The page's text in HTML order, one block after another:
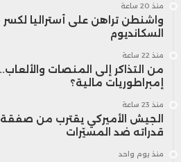
منذ 20 ساعة
واشنطن تراهن على أستراليا
السكانديوم
منذ 22 ساعة
من التذاكر إلى المنصات
إمبراطوريات مالية؟
منذ 23 ساعة
قدراته ضد المسيّرات
منذ يوم واحد